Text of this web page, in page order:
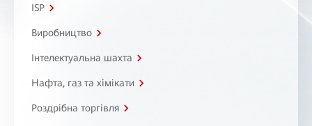
ISP
Виробництво
Інтелектуальна шахта
Нафта, газ та хімікати
Роздрібна торгівля